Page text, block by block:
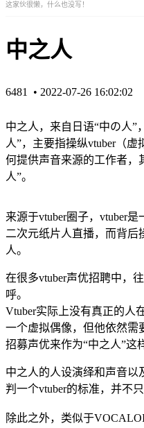
这家伙很懒，什么也没写！
中之人
6481 • 2022-07-26 16:02:02
中之人，来自日语“中の人”
人”，主要指操纵vtuber（
何提供声音来源的工作者，
人”。
来源于vtuber圈子，vtuber
二次元纸片人直播，而背后
人。
在很多vtuber声优招聘中，
呼。
Vtuber实际上没有真正的人
一个虚拟偶像，但他依然需
招募声优来作为“中之人”这
中之人的人设演绎和声音以
判一个vtuber的标准，并不
除此之外，类似于